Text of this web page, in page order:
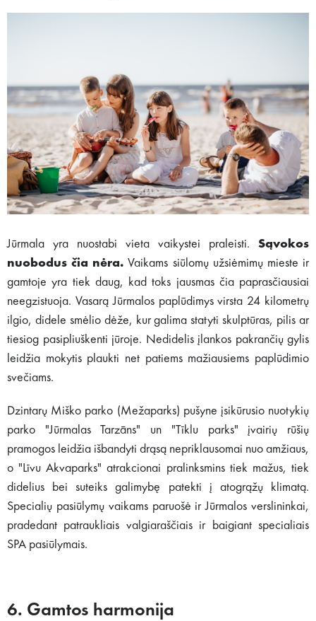
Jūrmala yra nuostabi vieta vaikystei praleisti. Sąvokos
nuobodus čia nėra. Vaikams siūlomų užsiėmimų mieste ir
gamtoje yra tiek daug, kad toks jausmas čia paprasčiausiai
neegzistuoja. Vasarą Jūrmalos paplūdimys virsta 24 kilometrų
ilgio, didele smėlio dėže, kur galima statyti skulptūras, pilis ar
tiesiog pasipliuškenti jūroje. Nedidelis įlankos pakrančių gylis
leidžia mokytis plaukti net patiems mažiausiems paplūdimio
svečiams.
Dzintarų Miško parko (Mežaparks) pušyne įsikūrusio nuotykių
parko "Jūrmalas Tarzāns" un "Tīklu parks" įvairių rūšių
pramogos leidžia išbandyti drąsą nepriklausomai nuo amžiaus,
o "Līvu Akvaparks" atrakcionai pralinksmins tiek mažus, tiek
didelius bei suteiks galimybę patekti į atogrąžų klimatą.
Specialių pasiūlymų vaikams paruošė ir Jūrmalos verslininkai,
pradedant patraukliais valgiaraščiais ir baigiant specialiais
SPA pasiūlymais.
6. Gamtos harmonija